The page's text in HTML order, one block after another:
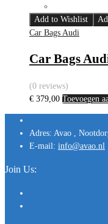
Add to Wishlist
Car Bags Audi
Car Bags
(0 reviews)
€ 379,00 Toevoegen
Adres: Avao ,
E-mail: info@avao.nl
Join Us: